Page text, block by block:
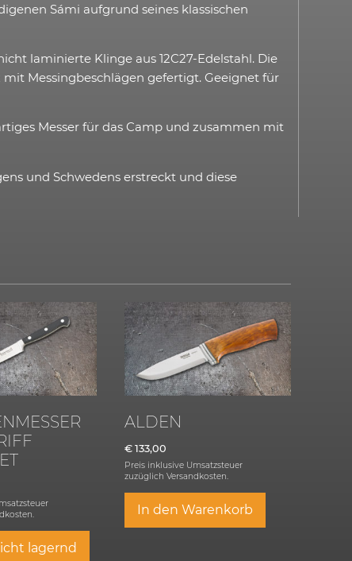
Sámi aufgrund seines klassischen
laminierte Klinge aus 12C27-Edelstahl. Die
Messingbeschlägen gefertigt. Geeignet für
Messer für das Camp und zusammen mit
und Schwedens erstreckt und diese
lagernd
ALDEN
€133,00
Preis inklusive Umsatzsteuer
zuzüglich Versandkosten.
In den Warenkorb